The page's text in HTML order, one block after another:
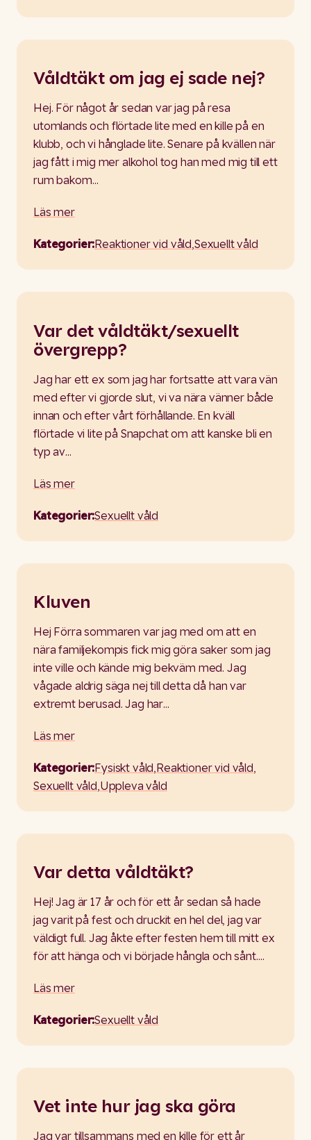
Våldtäkt om jag ej sade nej?
Hej. För något år sedan var jag på resa
utomlands och flörtade lite med en kille på en
klubb, och vi hånglade lite. Senare på kvällen när
jag fått i mig mer alkohol tog han med mig till ett
rum bakom…
Läs mer
Kategorier:Reaktioner vid våld,Sexuellt våld
Var det våldtäkt/sexuellt
övergrepp?
Jag har ett ex som jag har fortsatte att vara vän
med efter vi gjorde slut, vi va nära vänner både
innan och efter vårt förhållande. En kväll
flörtade vi lite på Snapchat om att kanske bli en
typ av…
Läs mer
Kategorier:Sexuellt våld
Kluven
Hej Förra sommaren var jag med om att en
nära familjekompis fick mig göra saker som jag
inte ville och kände mig bekväm med. Jag
vågade aldrig säga nej till detta då han var
extremt berusad. Jag har…
Läs mer
Kategorier:Fysiskt våld,Reaktioner vid våld,
Sexuellt våld,Uppleva våld
Var detta våldtäkt?
Hej! Jag är 17 år och för ett år sedan så hade
jag varit på fest och druckit en hel del, jag var
väldigt full. Jag åkte efter festen hem till mitt ex
för att hänga och vi började hångla och sånt.…
Läs mer
Kategorier:Sexuellt våld
Vet inte hur jag ska göra
Jag var tillsammans med en kille för ett år